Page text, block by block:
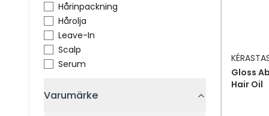
Hårinpackning
Hårolja
Leave-In
Scalp
Serum
Varumärke
Gloss
Hair Oil